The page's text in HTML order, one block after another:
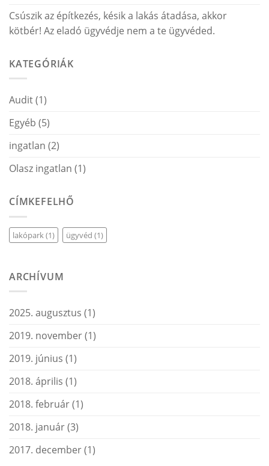
Csúszik az építkezés, késik a lakás átadása, akkor
kötbér! Az eladó ügyvédje nem a te ügyvéded.
KATEGÓRIÁK
Audit(1)
Egyéb (5)
ingatlan (2)
Olasz ingatlan (1)
CÍMKEFELHŐ
lakópark(1) ügyvéd (1)
ARCHÍVUM
2025. augusztus (1)
2019. november(1)
2019. június (1)
2018. április (1)
2018. február(1)
2018. január(3)
2017. december(1)